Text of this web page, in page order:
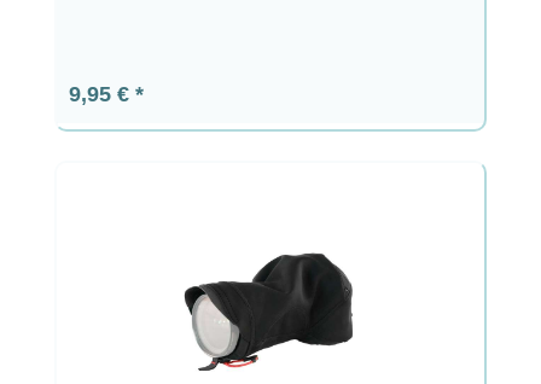
Prix régulier :
9,95 €